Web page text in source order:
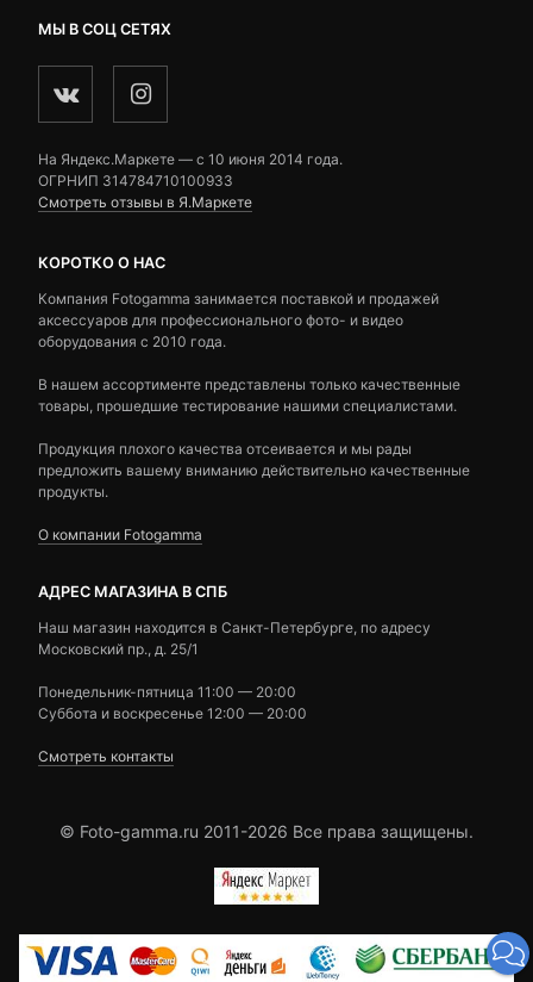
МЫ В СОЦ СЕТЯХ
На Яндекс.Маркете — c 10 июня 2014 года.
ОГРНИП 314784710100933
Смотреть отзывы в Я.Маркете
КОРОТКО О НАС
Компания Fotogamma занимается поставкой и продажей
аксессуаров для профессионального фото- и видео
оборудования с 2010 года.
В нашем ассортименте представлены только качественные
товары, прошедшие тестирование нашими специалистами.
Продукция плохого качества отсеивается и мы рады
предложить вашему вниманию действительно качественные
продукты.
О компании Fotogamma
АДРЕС МАГАЗИНА В СПБ
Наш магазин находится в Санкт-Петербурге, по адресу
Московский пр., д. 25/1
Понедельник-пятница 11:00 — 20:00
Суббота и воскресенье 12:00 — 20:00
Смотреть контакты
© Foto-gamma.ru 2011-2026 Все права защищены.